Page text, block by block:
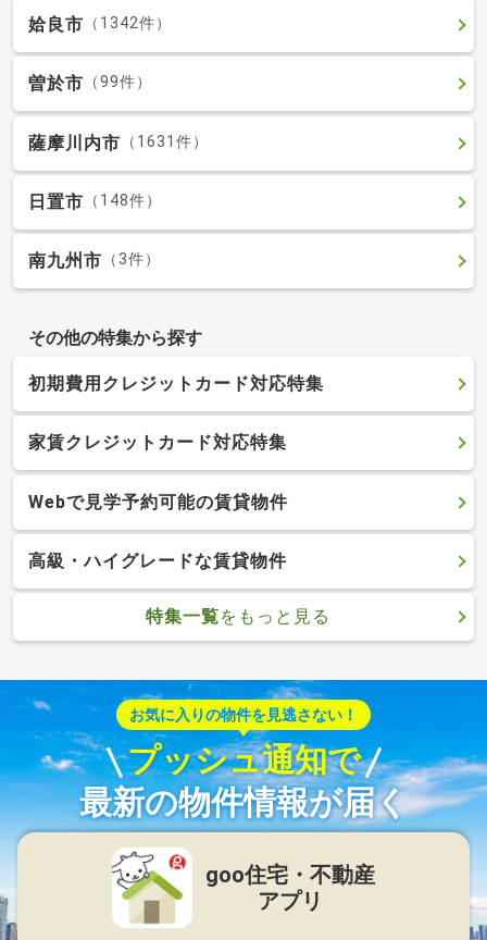
姶良市 （1342件）
曽於市 （99件）
薩摩川内市 （1631件）
日置市 （148件）
南九州市 （3件）
その他の特集から探す
初期費用クレジットカード対応特集
家賃クレジットカード対応特集
Webで見学予約可能の賃貸物件
高級・ハイグレードな賃貸物件
特集一覧をもっと見る
お気に入りの物件を見逃さない！
プッシュ通知で
最新の物件情報が届く
goo住宅・不動産
アプリ